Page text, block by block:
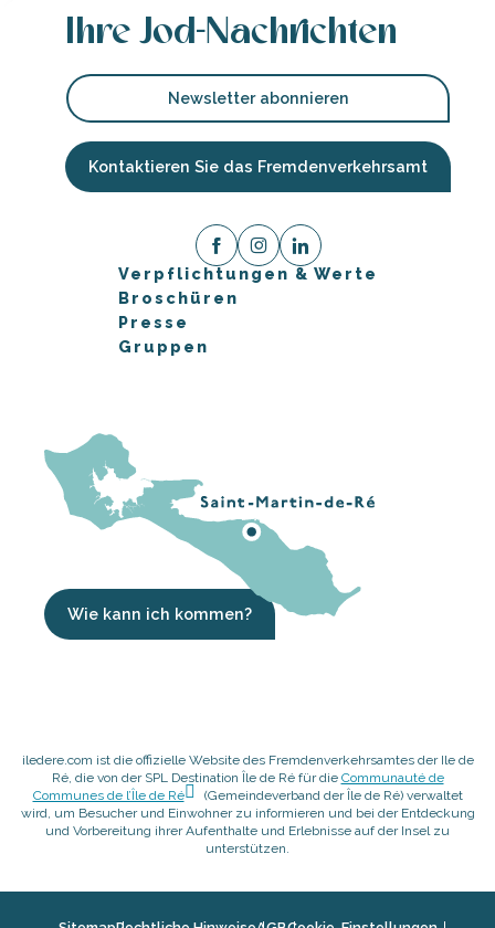
Ihre Jod-Nachrichten
Newsletter abonnieren
Kontaktieren Sie das Fremdenverkehrsamt
Verpflichtungen & Werte
Broschüren
Presse
Gruppen
Wie kann ich kommen?
iledere.com ist die offizielle Website des Fremdenverkehrsamtes der Ile de
Ré, die von der SPL Destination Île de Ré für die Communauté de
Communes de l’Île de Ré
(Gemeindeverband der Île de Ré) verwaltet
wird, um Besucher und Einwohner zu informieren und bei der Entdeckung
und Vorbereitung ihrer Aufenthalte und Erlebnisse auf der Insel zu
unterstützen.